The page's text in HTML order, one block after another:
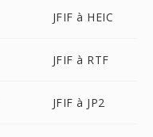
JFIF à HEIC
JFIF à RTF
JFIF à JP2